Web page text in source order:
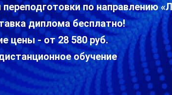
по направлению
диплома бесплатно!
цены - от 28 580 руб.
обучение